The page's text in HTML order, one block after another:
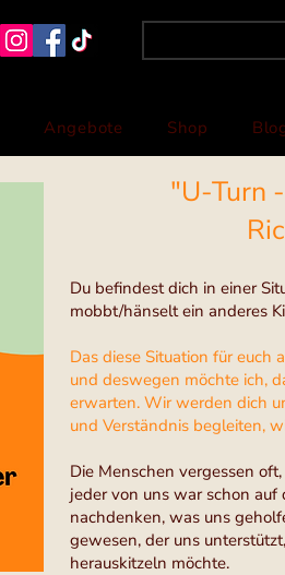
Angebote Shop
"U-Turn
Du befindest dich in einer
mobbt/hänselt ein anderes
Das diese Situation für euch
und deswegen möchte ich,
erwarten. Wir werden dich
und Verständnis begleiten,
Die Menschen vergessen
jeder von uns war schon
nachdenken, was uns
gewesen, der uns
herauskitzeln möchte.